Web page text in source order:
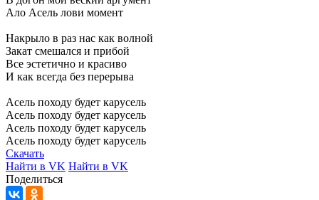
Ало Асель лови момент
Накрыло в раз нас как волной
Закат смешался и прибой
Все эстетично и красиво
И как всегда без перерыва
Асель походу будет карусель
Асель походу будет карусель
Асель походу будет карусель
Асель походу будет карусель
Скачать
Найти в VK Найти в VK
Поделиться